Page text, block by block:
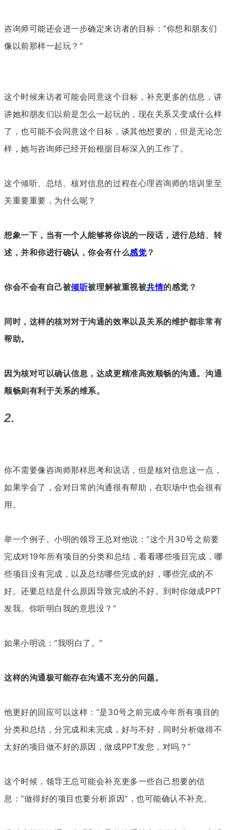
咨询师可能还会进一步确定来访者的目标：“你想和朋友们
像以前那样一起玩？”
这个时候来访者可能会同意这个目标，补充更多的信息，讲
讲她和朋友们以前是怎么一起玩的，现在关系又变成什么样
了，也可能不会同意这个目标，谈其他想要的，但是无论怎
样，她与咨询师已经开始根据目标深入的工作了。
这个倾听、总结、核对信息的过程在心理咨询师的培训里至
关重要重要，为什么呢？
想象一下，当有一个人能够将你说的一段话，进行总结、转
述，并和你进行确认，你会有什么感觉？
你会不会有自己被倾听被理解被重视被共情的感觉？
同时，这样的核对对于沟通的效率以及关系的维护都非常有
帮助。
因为核对可以确认信息，达成更精准高效顺畅的沟通。 沟通
顺畅则有利于关系的维系。
2.
你不需要像咨询师那样思考和说话，但是核对信息这一点，
如果学会了，会对日常的沟通很有帮助，在职场中也会很有
用。
举一个例子。小明的领导王总对他说：“这个月30号之前要
完成对19年所有项目的分类和总结，看看哪些项目完成，哪
些项目没有完成，以及总结哪些完成的好，哪些完成的不
好。还要总结是什么原因导致完成的不好。到时你做成PPT
发我。你听明白我的意思没？”
如果小明说：“我明白了。”
这样的沟通极可能存在沟通不充分的问题。
他更好的回应可以这样：“是30号之前完成今年所有项目的
分类和总结，分完成和未完成，好与不好，同时分析做得不
太好的项目做不好的原因，做成PPT发您，对吗？”
这个时候，领导王总可能会补充更多一些自己想要的信
息：“做得好的项目也要分析原因”，也可能确认不补充。